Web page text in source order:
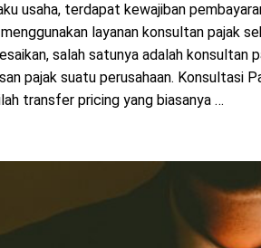
usaha, terdapat kewajiban
layanan konsultan pajak
salah satunya adalah
pajak suatu perusahaan. Konsultasi
transfer pricing yang biasanya …